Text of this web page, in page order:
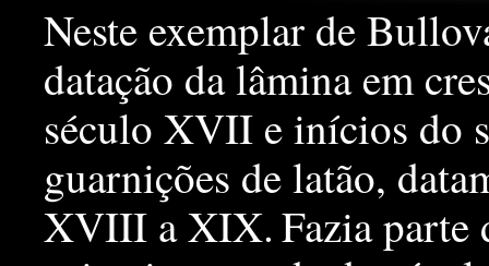
Neste exemplar de
datação da lâmina em
século XVII e inícios do
guarnições de latão,
XVIII a XIX.Fazia parte